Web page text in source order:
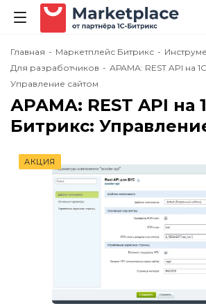
Главная - Маркетплейс Битрикс -
Для разработчиков - АРАМА: REST API на
Управление сайтом
АРАМА: REST API на
Битрикс:
АКЦИЯ